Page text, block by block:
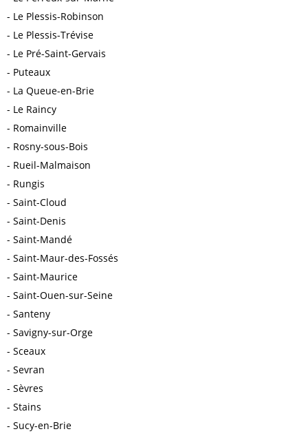
Le Plessis-Robinson
Le Plessis-Trévise
Le Pré-Saint-Gervais
Puteaux
La Queue-en-Brie
Le Raincy
Romainville
Rosny-sous-Bois
Rueil-Malmaison
Rungis
Saint-Cloud
Saint-Denis
Saint-Mandé
Saint-Maur-des-Fossés
Saint-Maurice
Saint-Ouen-sur-Seine
Santeny
Savigny-sur-Orge
Sceaux
Sevran
Sèvres
Stains
Sucy-en-Brie